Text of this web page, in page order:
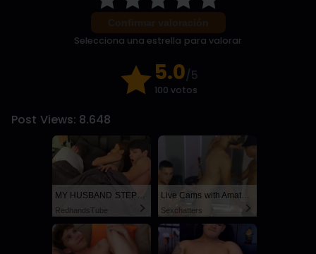
Selecciona una estrella para valorar
5.0/5
100 votos
Post Views: 8.648
MY HUSBAND STEPSON MISTAKENLY GIVES ME IN THE ASS
RedhandsTube
Live Cams with Amateur Men
Sexchatters